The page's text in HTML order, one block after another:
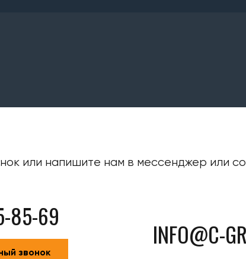
или напишите нам в мессенджер или
85-69
звонок
INFO@C-